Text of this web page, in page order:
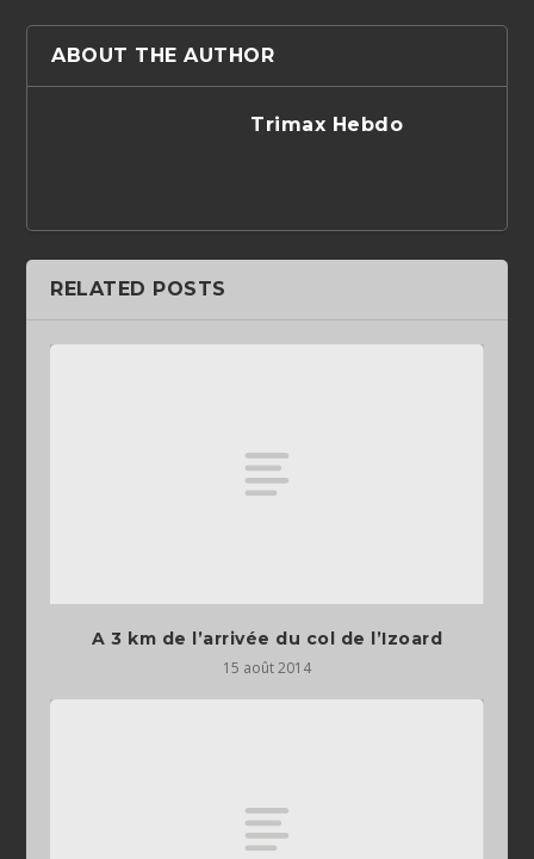
ABOUT THE AUTHOR
Trimax Hebdo
RELATED POSTS
A 3 km de l’arrivée du col de l’Izoard
15 août 2014